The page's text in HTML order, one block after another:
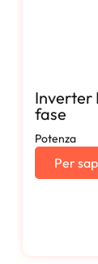
Inverter
fase
Potenza
Per